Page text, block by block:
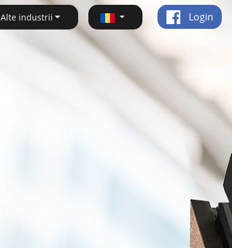
Alte industrii Login